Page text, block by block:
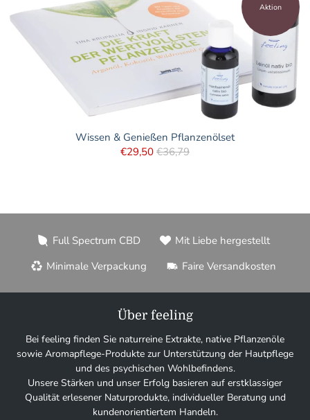
Aktion
Wissen & Genießen Pflanzenölset
€29,50 €36,79
Full Spectrum CBD
Mit Liebe hergestellt
Minimale Verpackung
Faire Versandkosten
Über feeling
Bei feeling finden Sie naturreine Extrakte, native Pflanzenöle
sowie Aromapflege-Produkte zur Unterstützung der Hautpflege
und des psychischen Wohlbefindens.
Unsere Stärken und unser Erfolg basieren auf erstklassiger
Qualität erlesener Naturprodukte, individueller Beratung und
kundenorientiertem Handeln.